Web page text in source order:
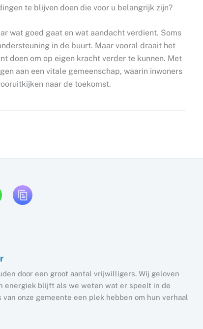
te blijven doen die voor u belangrijk zijn?
wat goed gaat en wat aandacht verdient. Soms
in de buurt. Maar vooral draait het
doen om op eigen kracht verder te kunnen. Met
aan een vitale gemeenschap, waarin inwoners
naar de toekomst.
door een groot aantal vrijwilligers. Wij geloven
energiek blijft als we weten wat er speelt in de
onze gemeente een plek hebben om hun verhaal